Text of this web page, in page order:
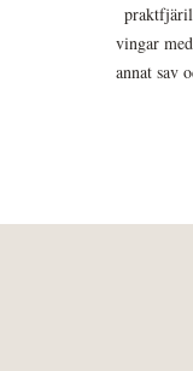
vingar
annat sav